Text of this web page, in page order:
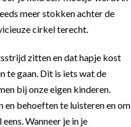
meer stokken achter de
cirkel terecht.
zitten en dat hapje kost
te gaan. Dit is iets wat de
bij onze eigen kinderen.
en behoeften te luisteren en om
Wanneer je in je